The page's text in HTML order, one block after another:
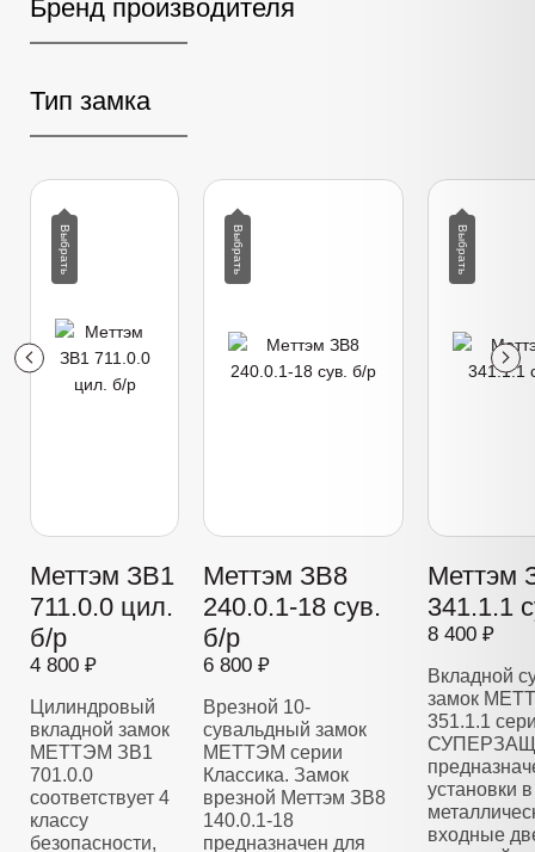
Бренд производителя
Тип замка
Меттэм ЗВ1
711.0.0 цил.
б/р
4 800 ₽
Цилиндровый
вкладной замок
МЕТТЭМ ЗВ1
701.0.0
соответствует 4
классу
безопасности,
Меттэм ЗВ8
240.0.1-18 сув.
б/р
6 800 ₽
Врезной 10-
сувальдный замок
МЕТТЭМ серии
Классика. Замок
врезной Меттэм ЗВ8
140.0.1-18
предназначен для
Меттэм
341.1.1
8 400 ₽
Вкладной
замок
351.1.1
установки в
входные